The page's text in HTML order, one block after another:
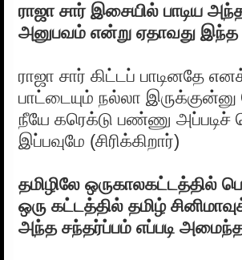
ராஜா சார் இசையில் பாடிய
அனுபவம் என்று ஏதாவது இந்த
ராஜா சார் கிட்டப் பாடினதே
பாட்டையும் நல்லா
நீயே கரெக்டு பண்ணு அப்படிச்
இப்பவுமே (சிரிக்கிறார்)
தமிழிலே ஒருகாலகட்டத்தில்
ஒரு கட்டத்தில் தமிழ்
அந்த சந்தர்ப்பம் எப்படி